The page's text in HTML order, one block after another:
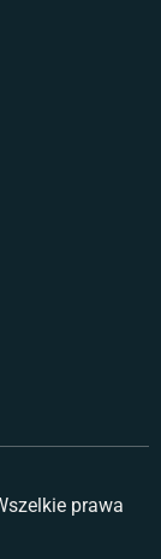
prawa